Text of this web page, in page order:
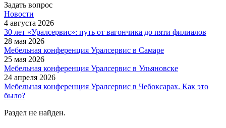
Задать вопрос
Новости
4 августа 2026
30 лет «Уралсервис»: путь от вагончика до пяти филиалов
28 мая 2026
Мебельная конференция Уралсервис в Самаре
25 мая 2026
Мебельная конференция Уралсервис в Ульяновске
24 апреля 2026
Мебельная конференция Уралсервис в Чебоксарах. Как это
было?
Раздел не найден.